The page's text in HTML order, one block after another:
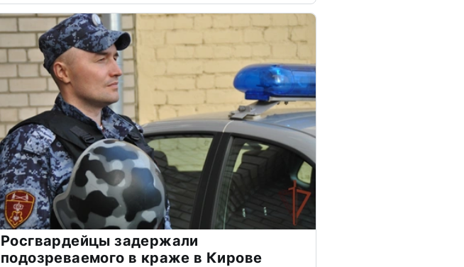
Росгвардейцы задержали
подозреваемого в краже в Кирове